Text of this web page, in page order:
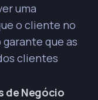
uma
o cliente no
que as
clientes
de Negócio